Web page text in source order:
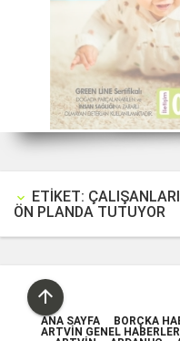
keyboard_arrow_down ETIKET:
ÖN PLANDA TUTUYOR

ANA SAYFA
BORÇKA
ARTVIN GENEL